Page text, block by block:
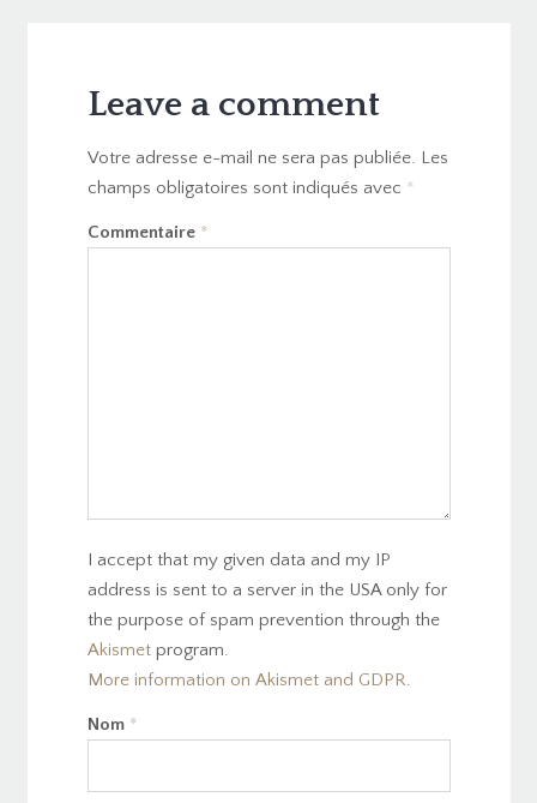
Leave a comment
Votre adresse e-mail ne sera pas publiée. Les
champs obligatoires sont indiqués avec *
Commentaire *
I accept that my given data and my IP
address is sent to a server in the USA only for
the purpose of spam prevention through the
Akismetprogram.
More information on Akismet and GDPR.
Nom *